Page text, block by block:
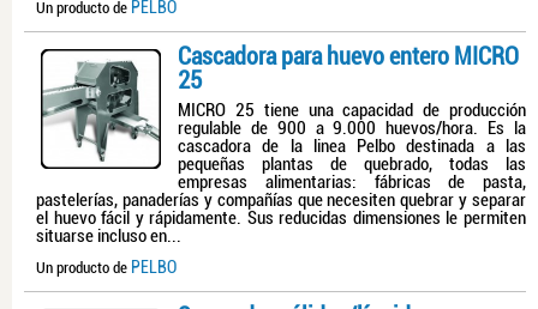
Un producto de PELBO
Cascadora para huevo entero MICRO
25
MICRO 25 tiene una capacidad de producción
regulable de 900 a 9.000 huevos/hora. Es la
cascadora de la linea Pelbo destinada a las
pequeñas plantas de quebrado, todas las
empresas alimentarias: fábricas de pasta,
pastelerías, panaderías y compañías que necesiten quebrar y separar
el huevo fácil y rápidamente. Sus reducidas dimensiones le permiten
situarse incluso en...
Un producto de PELBO